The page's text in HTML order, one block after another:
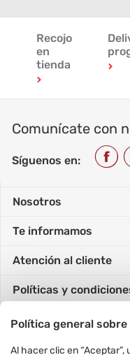
Política general sobre
Al hacer clic en
Recojo
en
tienda
Comunícate con
Síguenos en:
Nosotros
Conócenos
Trabaja con nosotros
Responsabilidad social
Nuestras tiendas
Te informamos
Tarjeta Sip
Concursos
Vende con nosotros
Atención al cliente
Tutorial de compra
Horarios atención
Políticas y
Política de datos
Comunícate con